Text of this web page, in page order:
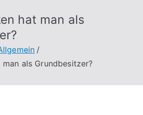
hat man als
man als Grundbesitzer?